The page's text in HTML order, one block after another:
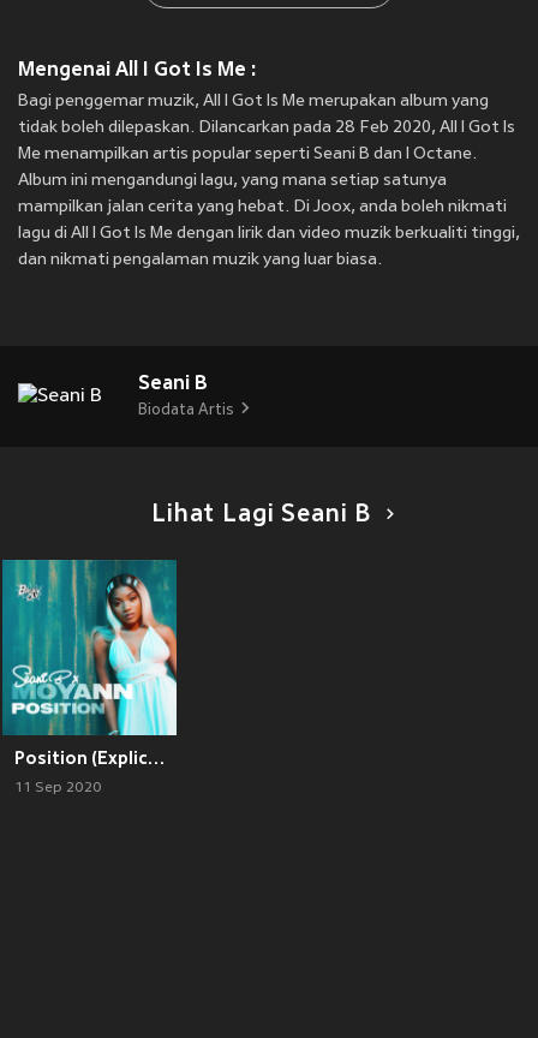
Mengenai All I Got Is Me :
Bagi penggemar muzik, All I Got Is Me merupakan album yang
tidak boleh dilepaskan. Dilancarkan pada 28 Feb 2020, All I Got Is
Me menampilkan artis popular seperti Seani B dan I Octane.
Album ini mengandungi lagu, yang mana setiap satunya
mampilkan jalan cerita yang hebat. Di Joox, anda boleh nikmati
lagu di All I Got Is Me dengan lirik dan video muzik berkualiti tinggi,
dan nikmati pengalaman muzik yang luar biasa.
Seani B
Biodata Artis
Lihat Lagi Seani B
Position (Explicit)
11 Sep 2020